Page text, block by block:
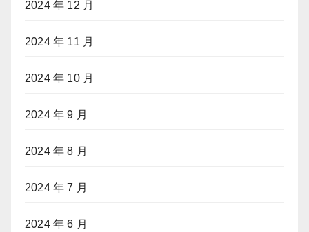
2024 年 12 月
2024 年 11 月
2024 年 10 月
2024 年 9 月
2024 年 8 月
2024 年 7 月
2024 年 6 月